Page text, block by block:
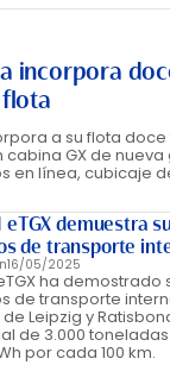
incorpora
flota
a su flota doce
cabina GX de
en línea, cubicaje
eTGX demuestra
de transporte
16/05/2025
ha
de transporte
Leipzig y
de 3.000
por cada 100 km.